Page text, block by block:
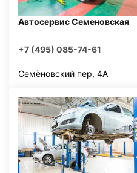
Автосервис Семеновская
+7 (495) 085-74-61
Семёновский пер, 4А